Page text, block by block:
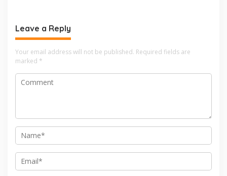
Leave a Reply
Your email address will not be published. Required fields are
marked *